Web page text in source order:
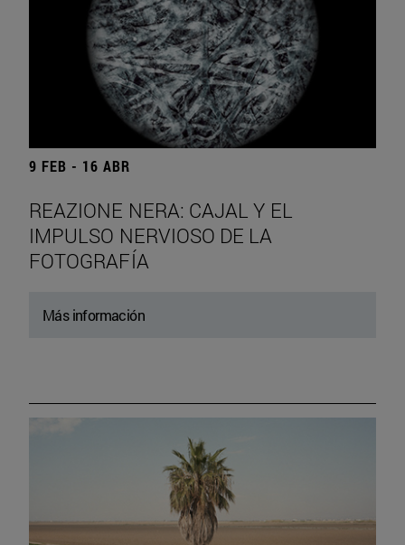
9 FEB - 16 ABR
REAZIONE NERA: CAJAL Y EL
IMPULSO NERVIOSO DE LA
FOTOGRAFÍA
Más información